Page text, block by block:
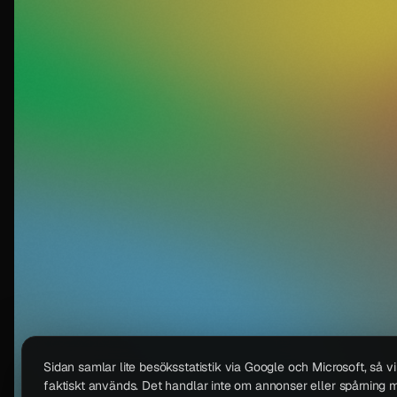
Sidan samlar lite besöksstatistik via Google och Microsoft, så
faktiskt används. Det handlar inte om annonser eller spårning